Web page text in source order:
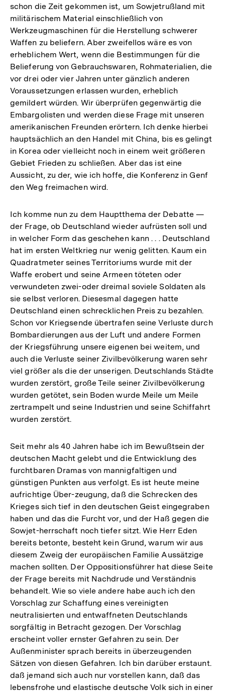
schon die Zeit gekommen ist, um Sowjetrußland mit
militärischem Material einschließlich von
Werkzeugmaschinen für die Herstellung schwerer
Waffen zu beliefern. Aber zweifellos wäre es von
erheblichem Wert, wenn die Bestimmungen für die
Belieferung von Gebrauchswaren, Rohmaterialien, die
vor drei oder vier Jahren unter gänzlich anderen
Voraussetzungen erlassen wurden, erheblich
gemildert würden. Wir überprüfen gegenwärtig die
Embargolisten und werden diese Frage mit unseren
amerikanischen Freunden erörtern. Ich denke hierbei
hauptsächlich an den Handel mit China, bis es gelingt
in Korea oder vielleicht noch in einem weit größeren
Gebiet Frieden zu schließen. Aber das ist eine
Aussicht, zu der, wie ich hoffe, die Konferenz in Genf
den Weg freimachen wird.
Ich komme nun zu dem Hauptthema der Debatte —
der Frage, ob Deutschland wieder aufrüsten soll und
in welcher Form das geschehen kann . . . Deutschland
hat im ersten Weltkrieg nur wenig gelitten. Kaum ein
Quadratmeter seines Territoriums wurde mit der
Waffe erobert und seine Armeen töteten oder
verwundeten zwei-oder dreimal soviele Soldaten als
sie selbst verloren. Diesesmal dagegen hatte
Deutschland einen schrecklichen Preis zu bezahlen.
Schon vor Kriegsende übertrafen seine Verluste durch
Bombardierungen aus der Luft und andere Formen
der Kriegsführung unsere eigenen bei weitem, und
auch die Verluste seiner Zivilbevölkerung waren sehr
viel größer als die der unserigen. Deutschlands Städte
wurden zerstört, große Teile seiner Zivilbevölkerung
wurden getötet, sein Boden wurde Meile um Meile
zertrampelt und seine Industrien und seine Schiffahrt
wurden zerstört.
Seit mehr als 40 Jahren habe ich im Bewußtsein der
deutschen Macht gelebt und die Entwicklung des
furchtbaren Dramas von mannigfaltigen und
günstigen Punkten aus verfolgt. Es ist heute meine
aufrichtige Über-zeugung, daß die Schrecken des
Krieges sich tief in den deutschen Geist eingegraben
haben und das die Furcht vor, und der Haß gegen die
Sowjet-herrschaft noch tiefer sitzt. Wie Herr Eden
bereits betonte, besteht kein Grund, warum wir aus
diesem Zweig der europäischen Familie Aussätzige
machen sollten. Der Oppositionsführer hat diese Seite
der Frage bereits mit Nachdrude und Verständnis
behandelt. Wie so viele andere habe auch ich den
Vorschlag zur Schaffung eines vereinigten
neutralisierten und entwaffneten Deutschlands
sorgfältig in Betracht gezogen. Der Vorschlag
erscheint voller ernster Gefahren zu sein. Der
Außenminister sprach bereits in überzeugenden
Sätzen von diesen Gefahren. Ich bin darüber erstaunt.
daß jemand sich auch nur vorstellen kann, daß das
lebensfrohe und elastische deutsche Volk sich in einer